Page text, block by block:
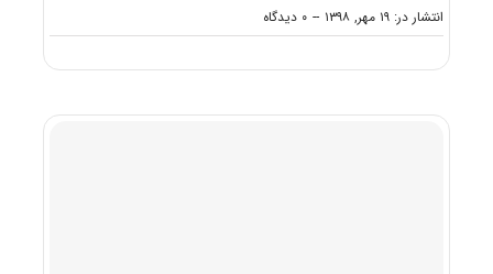
انتشار در: ۱۹ مهر, ۱۳۹۸ -- ۰ دیدگاه
on
دانشگاه
دکتری